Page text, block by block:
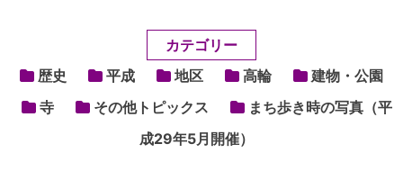
カテゴリー
歴史
平成 地区 高輪
建物・公園
寺
その他トピックス
まち歩き時の写真（平
成29年5月開催）